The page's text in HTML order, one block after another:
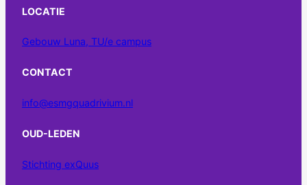
LOCATIE
Gebouw Luna, TU/e campus
CONTACT
info@esmgquadrivium.nl
OUD-LEDEN
Stichting exQuus